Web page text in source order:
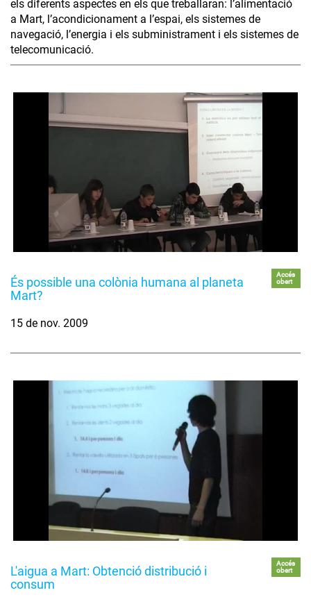
els diferents aspectes en els que treballaran: l’alimentació
a Mart, l’acondicionament a l’espai, els sistemes de
navegació, l’energia i els subministrament i els sistemes de
telecomunicació.
És possible una colònia humana al planeta
Mart?
Accés
obert
15 de nov. 2009
L'aigua a Mart: Obtenció distribució i
consum
Accés
obert